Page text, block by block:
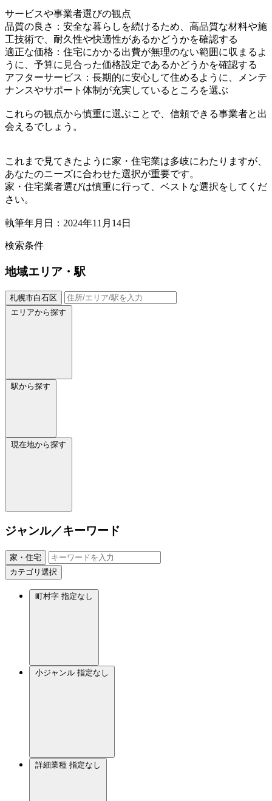
サービスや事業者選びの観点
品質の良さ：安全な暮らしを続けるため、高品質な材料や施
工技術で、耐久性や快適性があるかどうかを確認する
適正な価格：住宅にかかる出費が無理のない範囲に収まるよ
うに、予算に見合った価格設定であるかどうかを確認する
アフターサービス：長期的に安心して住めるように、メンテ
ナンスやサポート体制が充実しているところを選ぶ
これらの観点から慎重に選ぶことで、信頼できる事業者と出
会えるでしょう。
これまで見てきたように家・住宅業は多岐にわたりますが、
あなたのニーズに合わせた選択が重要です。
家・住宅業者選びは慎重に行って、ベストな選択をしてくだ
さい。
執筆年月日：2024年11月14日
検索条件
地域エリア・駅
札幌市白石区
エリアから探す
駅から探す
現在地から探す
ジャンル／キーワード
家・住宅
カテゴリ選択
町村字 指定なし
小ジャンル 指定なし
詳細業種 指定なし